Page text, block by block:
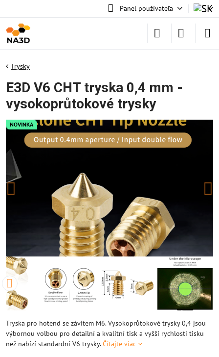
Panel používateľa
NOVINKA
Trysky
E3D V6 CHT tryska 0,4 mm -
vysokoprůtokové trysky
Tryska pro hotend se závitem M6. Vysokoprůtokové trysky 0,4 jsou
výbornou volbou pro detailní a kvalitní tisk a vyšší rychlosti tisku
než nabízí standardní V6 trysky.Čítajte viac